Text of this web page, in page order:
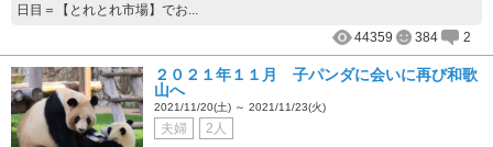
日目＝【とれとれ市場】でお...
44359
384 2
２０２１年１１月 子パンダに会いに再び和歌
山へ
2021/11/20(土) ～ 2021/11/23(火)
夫婦 2人